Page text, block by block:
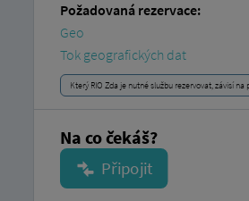
Požadovaná rezervace:
Geo
Tok geografických dat
Který RIO Zda je nutné službu rezervovat, závisí
Na co čekáš?